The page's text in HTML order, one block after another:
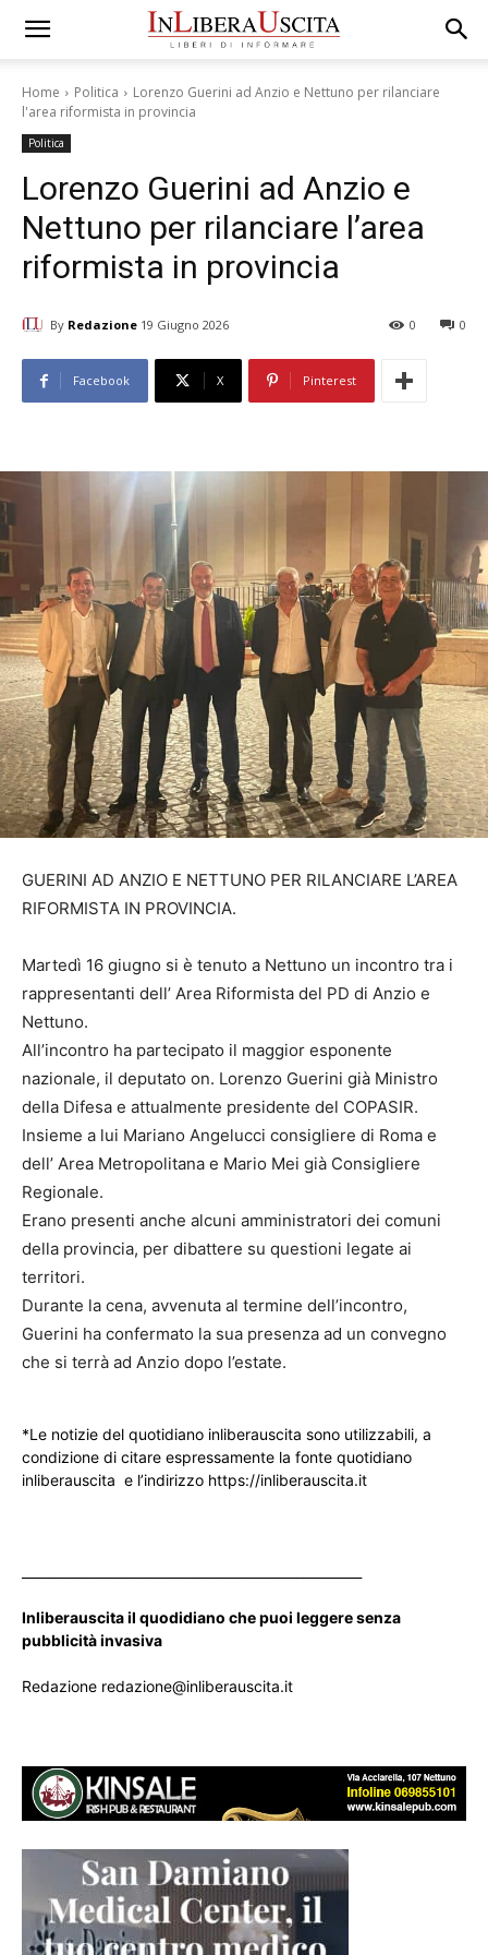
Home Politica
Lorenzo Guerini ad Anzio e Nettuno per rilanciare
l'area riformista in provincia
Politica
Lorenzo Guerini ad Anzio e
Nettuno per rilanciare l’area
riformista in provincia
By Redazione 19 Giugno 2026 0
0
Facebook X Pinterest
GUERINI AD ANZIO E NETTUNO PER RILANCIARE L’AREA
RIFORMISTA IN PROVINCIA.
Martedì 16 giugno si è tenuto a Nettuno un incontro tra i
rappresentanti dell’ Area Riformista del PD di Anzio e
Nettuno.
All’incontro ha partecipato il maggior esponente
nazionale, il deputato on. Lorenzo Guerini già Ministro
della Difesa e attualmente presidente del COPASIR.
Insieme a lui Mariano Angelucci consigliere di Roma e
dell’ Area Metropolitana e Mario Mei già Consigliere
Regionale.
Erano presenti anche alcuni amministratori dei comuni
della provincia, per dibattere su questioni legate ai
territori.
Durante la cena, avvenuta al termine dell’incontro,
Guerini ha confermato la sua presenza ad un convegno
che si terrà ad Anzio dopo l’estate.
*Le notizie del quotidiano inliberauscita sono utilizzabili, a
condizione di citare espressamente la fonte quotidiano
inliberauscita e l’indirizzo https://inliberauscita.it
Inliberauscita il quodidiano che puoi leggere senza
pubblicità invasiva
Redazione redazione@inliberauscita.it